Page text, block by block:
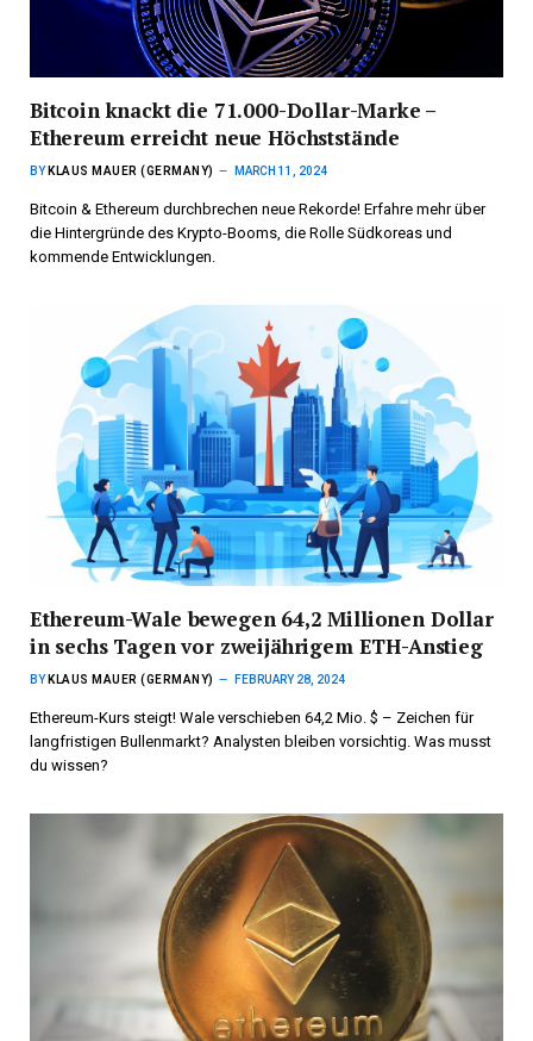
Bitcoin knackt die 71.000-Dollar-Marke –
Ethereum erreicht neue Höchststände
BY KLAUS MAUER (GERMANY) MARCH 11, 2024
Bitcoin & Ethereum durchbrechen neue Rekorde! Erfahre mehr über
die Hintergründe des Krypto-Booms, die Rolle Südkoreas und
kommende Entwicklungen.
Ethereum-Wale bewegen 64,2 Millionen Dollar
in sechs Tagen vor zweijährigem ETH-Anstieg
BY KLAUS MAUER (GERMANY) FEBRUARY 28, 2024
Ethereum-Kurs steigt! Wale verschieben 64,2 Mio. $ – Zeichen für
langfristigen Bullenmarkt? Analysten bleiben vorsichtig. Was musst
du wissen?